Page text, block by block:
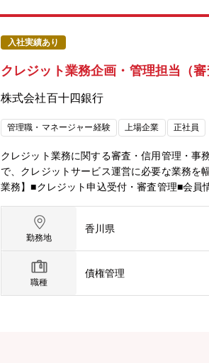
入社実績あり
クレジット業務企画・管理担当（
株式会社百十四銀行
管理職・マネージャー経験 上場企業 正社員
クレジット業務に関する審査・信用管理・事
で、クレジットサービス運営に必要な業務を
業務】■クレジット申込受付・審査管理■会員
ス提供を支えるポジションです。ーーーー
業務（役席者２名、スタッフ7名）【魅力】
業務改善など、クレジット業務全体を俯瞰で
部専門部署として、安定した環境の中でク
適正な運営には、高度な審査・与信管理・
融サービス運営経験を活かせます。クレジッ
勤務地
香川県
職種
債権管理